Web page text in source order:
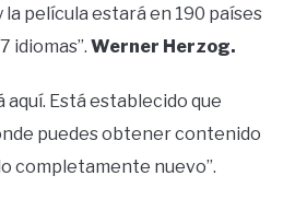
película estará en 190 países
idiomas”. Werner Herzog.
aquí. Está establecido que
puedes obtener contenido
completamente nuevo”.